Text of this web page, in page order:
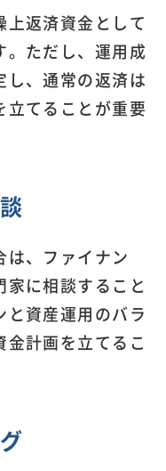
返済資金として
。ただし、運用成
し、通常の返済は
立てることが重要
は、ファイナン
に相談すること
と資産運用のバラ
計画を立てるこ